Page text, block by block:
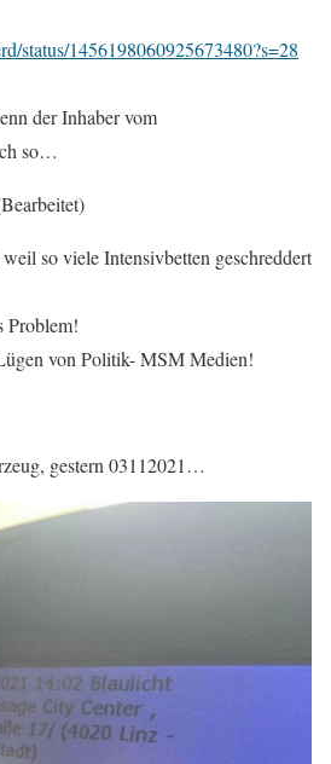
status/1456198060925673480?s=28
der Inhaber vom
so…
so viele Intensivbetten geschreddert
Problem!
von Politik- MSM Medien!
gestern 03112021…